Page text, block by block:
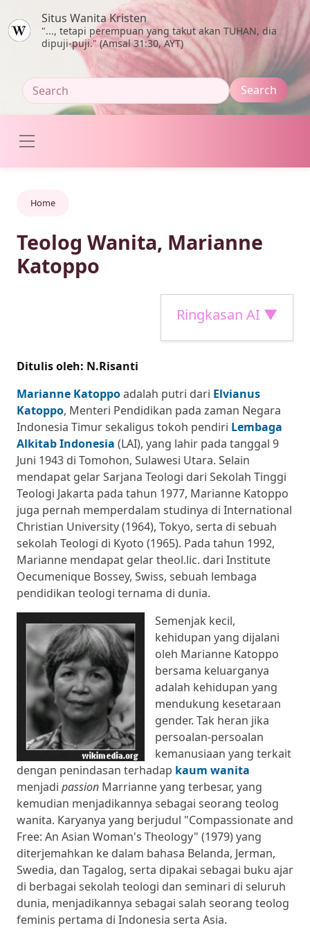
Situs Wanita Kristen
"..., tetapi perempuan yang takut akan TUHAN, dia
dipuji-puji." (Amsal 31:30, AYT)
Home
Teolog Wanita, Marianne
Katoppo
Ringkasan AI ▼
Ditulis oleh: N.Risanti
Marianne Katoppoadalah putri dari Elvianus
Katoppo, Menteri Pendidikan pada zaman Negara
Indonesia Timur sekaligus tokoh pendiri Lembaga
Alkitab Indonesia (LAI), yang lahir pada tanggal 9
Juni 1943 di Tomohon, Sulawesi Utara. Selain
mendapat gelar Sarjana Teologi dari Sekolah Tinggi
Teologi Jakarta pada tahun 1977, Marianne Katoppo
juga pernah memperdalam studinya di International
Christian University (1964), Tokyo, serta di sebuah
sekolah Teologi di Kyoto (1965). Pada tahun 1992,
Marianne mendapat gelar theol.lic. dari Institute
Oecumenique Bossey, Swiss, sebuah lembaga
pendidikan teologi ternama di dunia.
Semenjak kecil,
kehidupan yang dijalani
oleh Marianne Katoppo
bersama keluarganya
adalah kehidupan yang
mendukung kesetaraan
gender. Tak heran jika
persoalan-persoalan
kemanusiaan yang terkait
dengan penindasan terhadap kaum wanita
menjadi passion Marrianne yang terbesar, yang
kemudian menjadikannya sebagai seorang teolog
wanita. Karyanya yang berjudul "Compassionate and
Free: An Asian Woman's Theology" (1979) yang
diterjemahkan ke dalam bahasa Belanda, Jerman,
Swedia, dan Tagalog, serta dipakai sebagai buku ajar
di berbagai sekolah teologi dan seminari di seluruh
dunia, menjadikannya sebagai salah seorang teolog
feminis pertama di Indonesia serta Asia.